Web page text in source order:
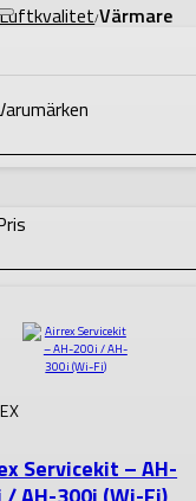
/Värmare
Lagerstatus
VISA RESULTAT
Servicekit – AH-